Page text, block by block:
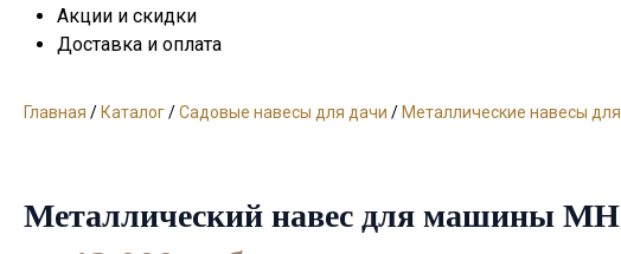
Акции и скидки
Доставка и оплата
Главная /Каталог/Садовые навесы для дачи /Металлические навесы
Металлический навес для машины